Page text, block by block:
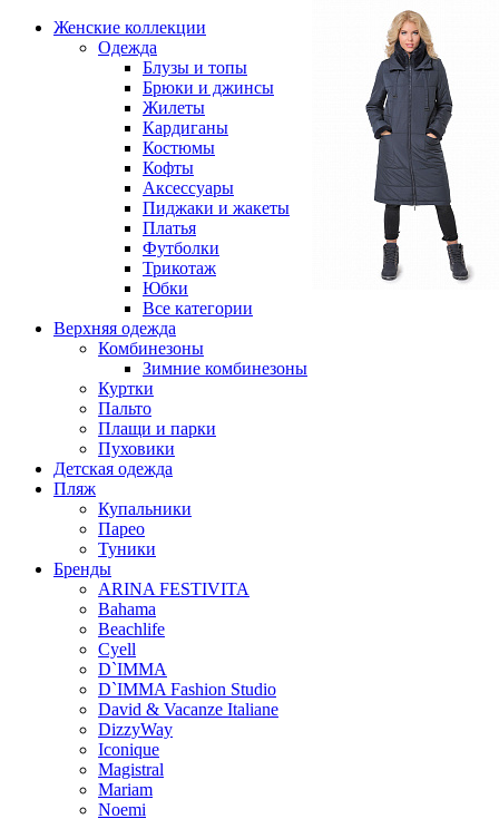
Женские коллекции
Одежда
Блузы и топы
Брюки и джинсы
Жилеты
Кардиганы
Костюмы
Кофты
Аксессуары
Пиджаки и жакеты
Платья
Футболки
Трикотаж
Юбки
Все категории
Верхняя одежда
Комбинезоны
Зимние комбинезоны
Куртки
Пальто
Плащи и парки
Пуховики
Детская одежда
Пляж
Купальники
Парео
Туники
Бренды
ARINA FESTIVITA
Bahama
Beachlife
Cyell
D`IMMA
D`IMMA Fashion Studio
David & Vacanze Italiane
DizzyWay
Iconique
Magistral
Mariam
Noemi